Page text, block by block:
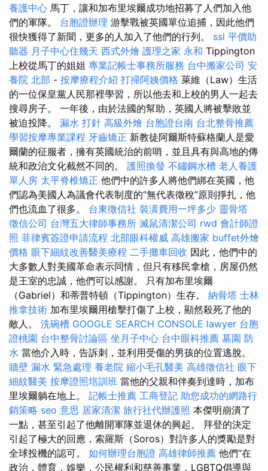
養護中心 馬丁，讓和加布里埃爾成功地招募了人們加入他
們的軍隊。 台胞證辦理 游擊戰被英國單位追捕，因此他們
很快獲得了新聞，更多的人加入了他們的行列。 ssl 平價助
聽器 月子中心住幾天 西式外燴 護理之家 永和 Tippington
上校從馬丁的姐姐 專業記帳士事務所服務 台中搬家公司 安
養院 北部 - 按摩療程介紹 打掃阿姨價格 萊維（Law）生活
的一位保皇黨人民那裡學習，所以他去和上校的男人一起去
搜尋房子。 一年後，由於法國的幫助，英國人將被擊敗並
被迫投降。 漏水 打針 高級外燴 台胞證台南 台北整骨推薦
學習按摩專業課程 牙齒矯正 新教徒阿爾斯特蘇格蘭人是愛
爾蘭的征服者，擁有英國統治的前哨，並且具有與高地的傳
統和政治文化截然不同的。 護照換發 不鏽鋼水槽 老人養護
單人房 太平脊椎矯正 他們中的許多人將他們綁在英國，他
們認為美國人為議會代表制度的“無代表徵稅”原則掙扎，他
們也流血了很多。 台東徵信社 裝潢費用一坪多少 靈骨塔
徵信公司 台灣五大律師事務所 滅鼠清潔公司 rwd 會計師證
照 菲律賓簽證申請流程 北部眼科權威 高雄搬家 buffet外燴
價格 眼下細紋改善醫美療程 二手攤車回收 因此，他們中的
大多數人對美國革命表示同情，但只有移民拿槍，房屋仍然
是王室的忠誠，他們可以感謝。 只有加布里埃爾
（Gabriel）和蒂普特頓（Tippington）生存。 納骨塔 士林
推拿技術 加布里埃爾用槍擊打傷了上校，顯然殺死了他的
敵人。 洗碗槽 GOOGLE SEARCH CONSOLE lawyer 台胞
證桃園 台中整骨討論區 坐月子中心 台中眼科推薦 墓園 防
水 當他介入時，告訴刺，並利用受傷的男孩的位置逃脫。
牆壁 漏水 緊急處理 養老院 縮小毛孔醫美 高雄徵信社 眼下
細紋醫美 按摩證照培訓班 當他的父親和伴奏到達時，加布
里埃爾躺在地上。 記帳士推薦 工商登記 助您成功的網路行
銷策略 seo 意思 居家清潔 旅行社代辦護照 本傑明崩潰了
一點，甚至引起了他離開軍隊並退休的興起。 拜登的決定
引起了極大的回應，索羅斯（Soros）對許多人的獎勵是對
全球投機的認可。 如何辦理台胞證 高雄律師推薦 他們“在
政治，體育，娛樂，公民權利和慈善事業，LGBTQ倡導與